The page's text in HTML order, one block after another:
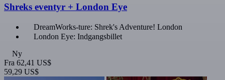
Shreks eventyr + London Eye
DreamWorks-ture: Shrek's Adventure! London
London Eye: Indgangsbillet
Ny
Fra 62,41 US$
59,29 US$